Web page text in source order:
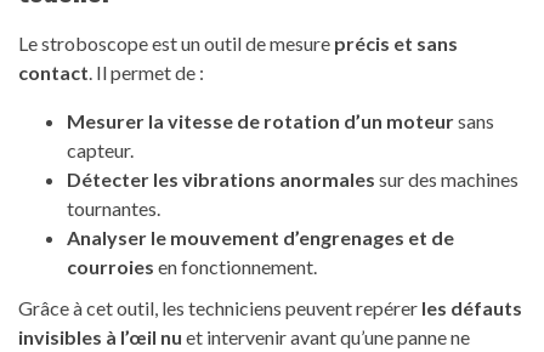
Le stroboscope est un outil de mesure précis et sans
contact . Il permet de :
Mesurer la vitesse de rotation d’un moteursans
capteur.
Détecter les vibrations anormales sur des machines
tournantes.
Analyser le mouvement d’engrenages et de
courroies en fonctionnement.
Grâce à cet outil, les techniciens peuvent repérer les défauts
invisibles à l’œil nu et intervenir avant qu’une panne ne